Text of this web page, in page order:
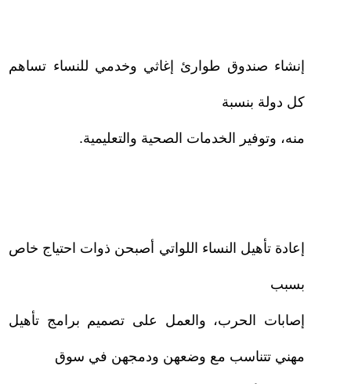
إنشاء صندوق طوارئ إغاثي وخدمي للنساء تساهم
كل دولة بنسبة
منه، وتوفير الخدمات الصحية والتعليمية.
إعادة تأهيل النساء اللواتي أصبحن ذوات احتياج خاص
بسبب
إصابات الحرب، والعمل على تصميم برامج تأهيل
مهني تتناسب مع وضعهن ودمجهن في سوق